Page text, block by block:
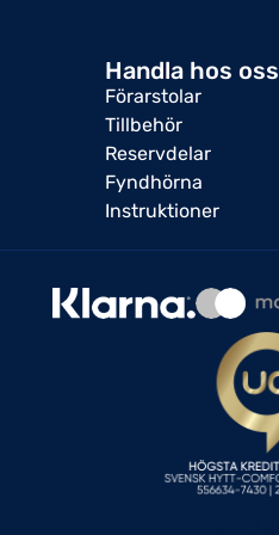
Handla hos oss
Förarstolar
Tillbehör
Reservdelar
Fyndhörna
Instruktioner